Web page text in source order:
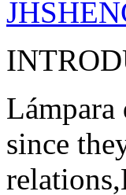
since